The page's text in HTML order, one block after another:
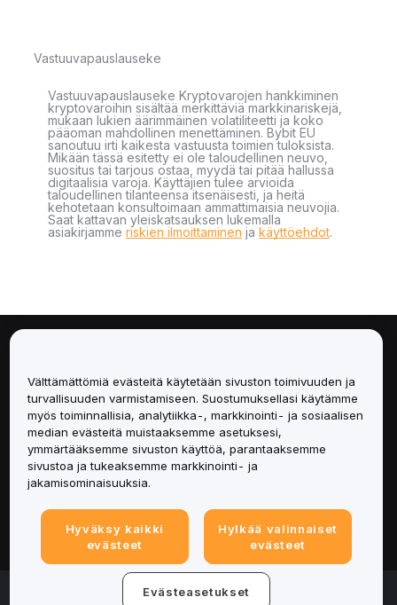
Vastuuvapauslauseke
Vastuuvapauslauseke Kryptovarojen hankkiminen
kryptovaroihin sisältää merkittäviä markkinariskejä,
mukaan lukien äärimmäinen volatiliteetti ja koko
pääoman mahdollinen menettäminen. Bybit EU
sanoutuu irti kaikesta vastuusta toimien tuloksista.
Mikään tässä esitetty ei ole taloudellinen neuvo,
suositus tai tarjous ostaa, myydä tai pitää hallussa
digitaalisia varoja. Käyttäjien tulee arvioida
taloudellinen tilanteensa itsenäisesti, ja heitä
kehotetaan konsultoimaan ammattimaisia neuvojia.
Saat kattavan yleiskatsauksen lukemalla
asiakirjamme riskien ilmoittaminen ja käyttöehdot.
Palvelut
Tuki
Tuotteet
Lakiasiat
© 2025-2026 Bybit.eu. Kaikki oikeudet pidätetään.
Välttämättömiä evästeitä käytetään sivuston toimivuuden ja
turvallisuuden varmistamiseen. Suostumuksellasi käytämme
myös toiminnallisia, analytiikka-, markkinointi- ja sosiaalisen
median evästeitä muistaaksemme asetuksesi,
ymmärtääksemme sivuston käyttöä, parantaaksemme
sivustoa ja tukeaksemme markkinointi- ja
jakamisominaisuuksia.
Hyväksy kaikki
evästeet
Hylkää valinnaiset
evästeet
Evästeasetukset